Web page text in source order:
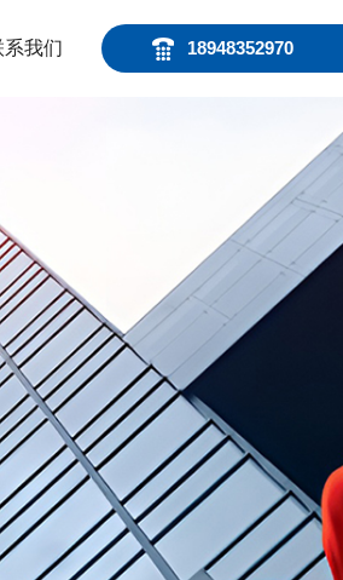
18948352970
系我们